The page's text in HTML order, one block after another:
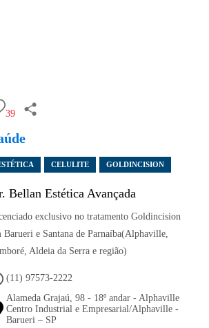
39
CELULITE GOLDINCISION
Bellan Estética Avançada
exclusivo no tratamento Goldincision
Barueri e Santana de Parnaíba(Alphaville,
Aldeia da Serra e região)
(11) 97573-2222
Alameda Grajaú, 98 - 18º andar - Alphaville
Centro Industrial e Empresarial/Alphaville -
Barueri – SP